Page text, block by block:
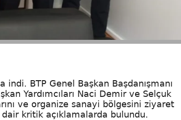
indi. BTP Genel Başkan Başdanışmanı
Yardımcıları Naci Demir ve Selçuk
ve organize sanayi bölgesini ziyaret
kritik açıklamalarda bulundu.